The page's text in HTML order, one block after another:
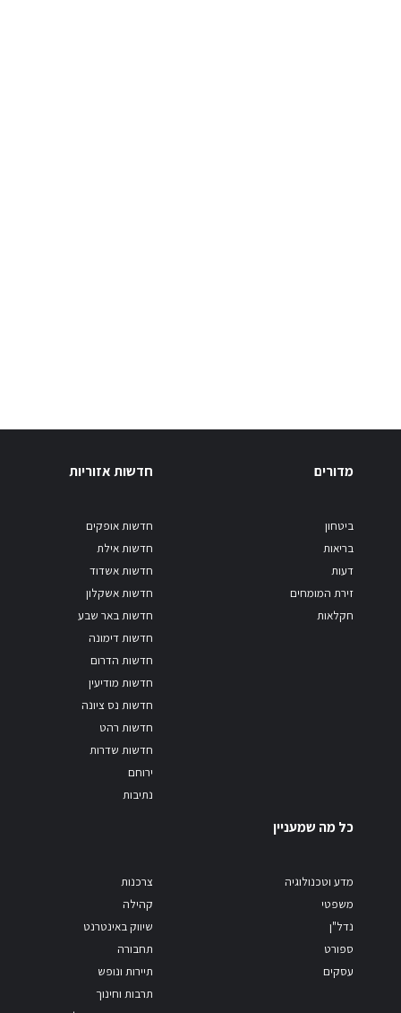
מדורים
ביטחון
בריאות
דעות
זירת המומחים
חקלאות
חדשות אזוריות
חדשות אופקים
חדשות אילת
חדשות אשדוד
חדשות אשקלון
חדשות באר שבע
חדשות דימונה
חדשות הדרום
חדשות מודיעין
חדשות נס ציונה
חדשות רהט
חדשות שדרות
ירוחם
נתיבות
כל מה שמעניין
מדע וטכנולוגיה
משפטי
נדל"ן
ספורט
עסקים
צרכנות
קהילה
שיווק באינטרנט
תחבורה
תיירות ונופש
תרבות וחינוך